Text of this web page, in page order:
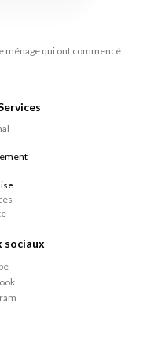
ménage qui ont commencé
sociaux